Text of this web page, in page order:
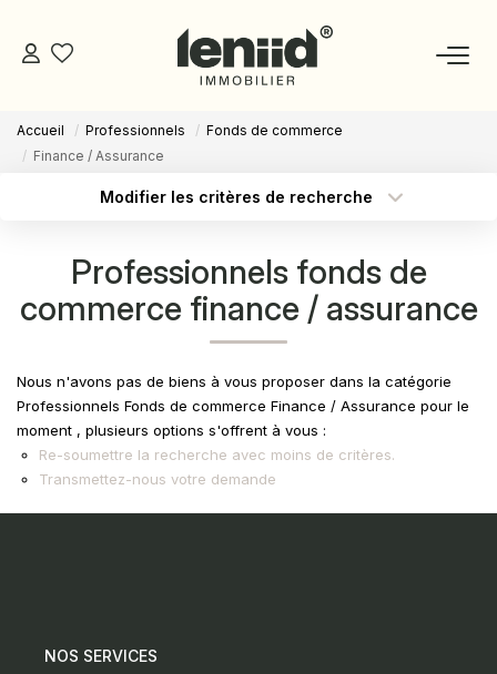
NOS BIENS
ESTIMATION
NOS CONSEILLERS
DEVENIR MANDATAIRE
ESPACE MANDATAIRE
GESTION
Accueil Professionnels
Fonds de commerce
Finance / Assurance
Modifier les critères de recherche
Sélectionnez...
Type de bien
Surface min
Créer une alerte
Professionnels fonds de
commerce finance / assurance
Nous n'avons pas de biens à vous proposer dans la catégorie
Professionnels Fonds de commerce Finance / Assurance pour le
moment , plusieurs options s'offrent à vous :
Re-soumettre la recherche avec moins de critères.
Transmettez-nous votre demande
NOS SERVICES